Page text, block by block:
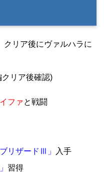
クリア後にヴァルハラに
リア後確認)
ファと戦闘
リザードⅢ」
入手
習得